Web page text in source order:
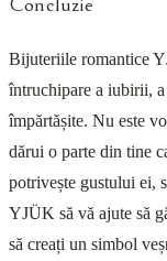
Bijuteriile romantice
întruchipare a iubirii,
împărtășite. Nu este
dărui o parte din tine
potrivește gustului ei,
YJÜK să vă ajute să
să creați un simbol